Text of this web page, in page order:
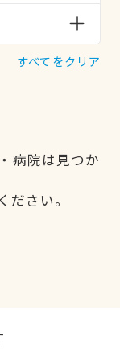
すべてをクリア
病院は見つか
さい。